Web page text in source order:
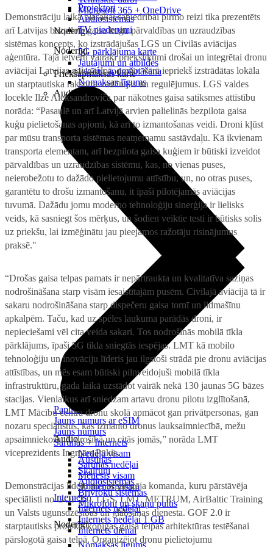
Microsoft 365 + OneDrive
Noderīgi
5G pārklājuma karte
Jautājumi un atbildes
Priekšapmaksas karte
Papildināt
Jauns numurs ar eSIM
Jauns numurs
Sarunas + Internets
Nedēļa visam
Sarunas nedēļai
Mēnesis visam
90 dienas visam
Internets
Internets nedēļai
Internets nedēļai 1 GB
Internets dienai
Projektori
Audiosistēmas
TV piederumi
Noderīgi
Iekārtu apdrošināšana
Nomaksas līgums
Audio
Audio
Austiņas
Skaļruņi
Audiosistēmas
Brīvroku sistēmas
Mikrofoni un skaņu pultis
Noderīgi
Nomaksas līgums
Demonstrāciju laikā plašākai sabiedrībai pirmo reizi tika prezentēts
arī Latvijas bezpilota gaisa kuģu pārvaldības un uzraudzības
sistēmas koncepts, ko izstrādājušas LGS un Civilās aviācijas
aģentūra. Tajā ietverti vairāki priekšlikumi drošai un integrētai dronu
aviācijai Latvijas gaisa telpā, ņemot vērā iepriekš izstrādātas lokāla
un starptautiska rakstura vadlīnijas un regulējumus. LGS valdes
locekle Ilze Aleksandroviča par nākotnes gaisa satiksmes attīstību
norāda: “Pasaulē un arī Latvijā arvien palielinās bezpilota gaisa
kuģu pielietošanas apjomi, kā arī to izmantošanas veidi. Droni kļūst
par mūsu transporta sistēmas neatņemamu sastāvdaļu. Kā ikvienam
transporta elementam, arī bezpilota gaisa kuģiem ir būtiski izveidot
pārvaldības un uzraudzības sistēmu, kas, no vienas puses,
neierobežotu to dažādo pielietojumu attīstību, un, no otras puses,
garantētu to drošu izmantošanu, it īpaši pilotējamās aviācijas
tuvumā. Dažādu jomu moderno tehnoloģiju sinerģija ir lielisks
veids, kā sasniegt šos mērķus, un šodien veiktie testi ir būtisks solis
uz priekšu, lai izmēģinātu jau pieejamos ražotāju risinājumus
praksē."
“Drošas gaisa telpas pamats ir nepārtraukta un kvalitatīva saziņas
nodrošināšana starp visām iesaistītajām pusēm. Civilajā aviācijā tā ir
sakaru nodrošināšana starp dispečeru gaisa tornī un lidmašīnu
apkalpēm. Taču, kad uz spēles laukuma parādās droni, ir
nepieciešami vēl cita veida sakari. Tos nodrošinās mobilā tīkla
pārklājums, īpaši 5G tīkla sniegtās iespējas. LMT kā mobilo
tehnoloģiju un inovāciju līderis jau ilgstoši strādā pie dronu aviācijas
attīstības, un mēs esam būtiski pilnveidojuši mobilā tīkla
infrastruktūru, gada laikā uzstādot vairāk nekā 130 jaunas 5G bāzes
stacijas. Vienlaikus arī sniedzam artavu dronu pilotu izglītošanā,
LMT Mācību centra dronu skolā apmācot gan privātpersonas, gan
nozaru speciālistus, kas izmanto dronus lauksaimniecībā, mežu
apsaimniekošanā, drošībā un citās jomās,” norāda LMT
viceprezidents Ingmārs Pūķis.
Demonstrācijas lidojumus organizēja komanda, kuru pārstāvēja
speciālisti no GOF 2.0, LGS, LMT, METRUM, AirBaltic Training
un Valsts ugunsdzēsības un glābšanas dienesta. GOF 2.0 ir
starptautisks projekts kopīgas gaisa telpas arhitektūras testēšanai
pārslogotā gaisa telpā. Organizējot dronu pielietojumu